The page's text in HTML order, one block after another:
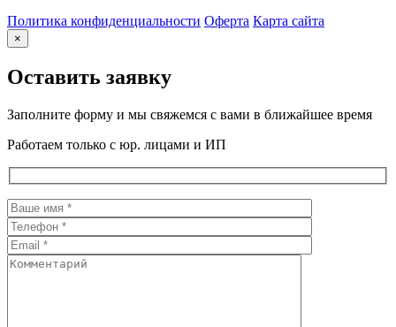
Политика конфиденциальности Оферта Карта сайта
×
Оставить заявку
Заполните форму и мы свяжемся с вами в ближайшее время
Работаем только с юр. лицами и ИП